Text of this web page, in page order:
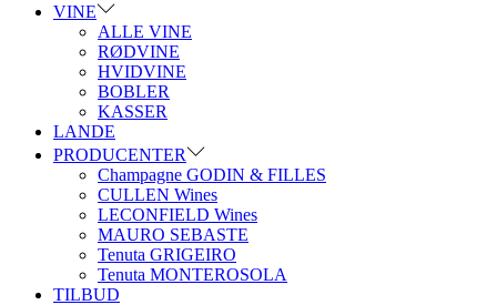
VINE
ALLE VINE
RØDVINE
HVIDVINE
BOBLER
KASSER
LANDE
PRODUCENTER
Champagne GODIN & FILLES
CULLEN Wines
LECONFIELD Wines
MAURO SEBASTE
Tenuta GRIGEIRO
Tenuta MONTEROSOLA
TILBUD